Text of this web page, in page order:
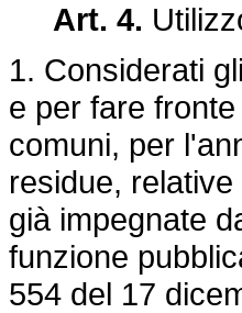
Art. 4.
1. Considerati
e per fare
comuni, per
residue,
già impegnate
funzione
554 del 17